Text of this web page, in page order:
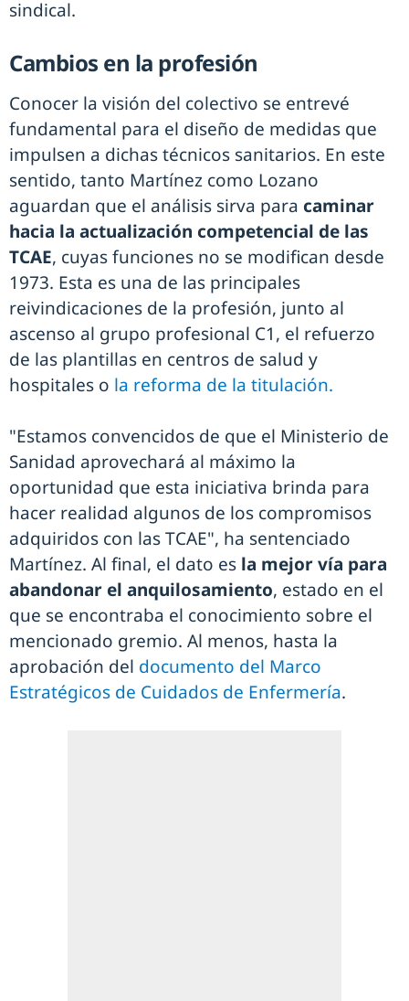
sindical.
Cambios en la profesión
Conocer la visión del colectivo se entrevé
fundamental para el diseño de medidas que
impulsen a dichas técnicos sanitarios. En este
sentido, tanto Martínez como Lozano
aguardan que el análisis sirva para caminar
hacia la actualización competencial de las
TCAE, cuyas funciones no se modifican desde
1973. Esta es una de las principales
reivindicaciones de la profesión, junto al
ascenso al grupo profesional C1, el refuerzo
de las plantillas en centros de salud y
hospitales o la reforma de la titulación.
"Estamos convencidos de que el Ministerio de
Sanidad aprovechará al máximo la
oportunidad que esta iniciativa brinda para
hacer realidad algunos de los compromisos
adquiridos con las TCAE", ha sentenciado
Martínez. Al final, el dato es la mejor vía para
abandonar el anquilosamiento, estado en el
que se encontraba el conocimiento sobre el
mencionado gremio. Al menos, hasta la
aprobación del documento del Marco
Estratégicos de Cuidados de Enfermería.